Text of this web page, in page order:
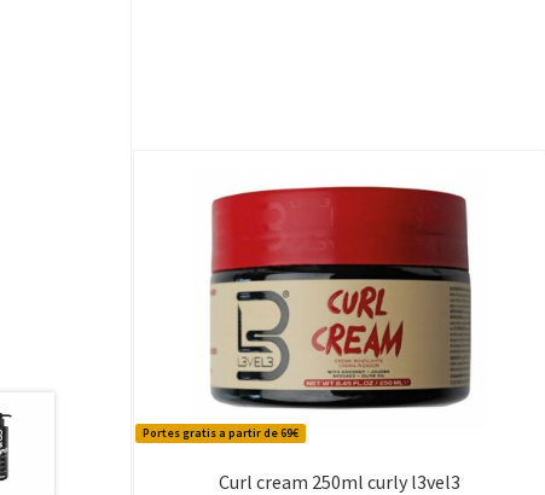
Portes gratis a partir de 69€
Curl cream 250ml curly l3vel3